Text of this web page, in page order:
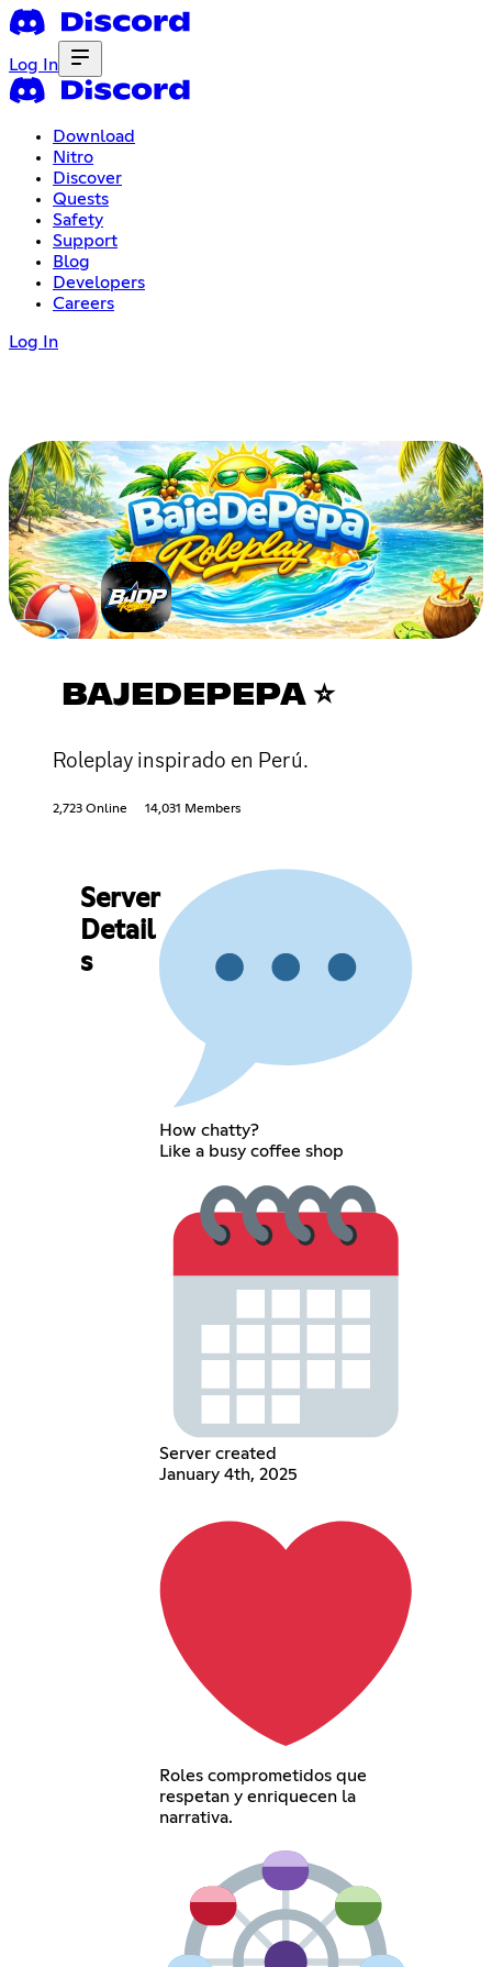
Log In
Download
Nitro
Discover
Quests
Safety
Support
Blog
Developers
Careers
Log In
BAJEDEPEPA ⭐
Roleplay inspirado en Perú.
2,723 Online 14,031 Members
Server
Detail
s
How chatty?
Like a busy coffee shop
Server created
January 4th, 2025
Roles comprometidos que
respetan y enriquecen la
narrativa.